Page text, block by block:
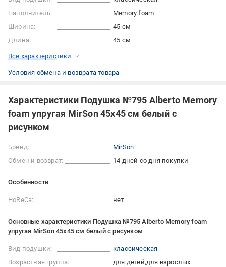
Наполнитель:
Memory foam
Ширина:
45 см
Длина:
45 см
Все характеристики
Условия обмена и возврата товара
Характеристики Подушка №795 Alberto Memory
foam упругая MirSon 45x45 см белый с
рисунком
Бренд:
MirSon
Обмен и возврат:
14 дней со дня покупки
Особенности
HoReCa: нет
Основные характеристики Подушка №795 Alberto Memory foam
упругая MirSon 45x45 см белый с рисунком
Вид подушки:
классическая
Возрастная группа:
для детей для взрослых